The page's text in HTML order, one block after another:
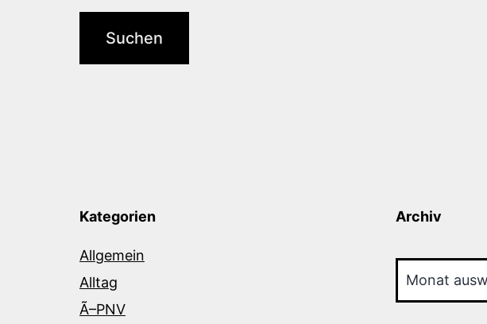
Kategorien
Allgemein
Alltag
Ã–PNV
Archiv